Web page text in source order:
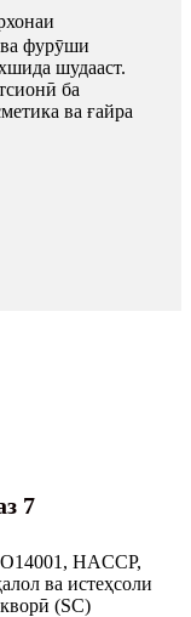
ва фурӯши
шудааст.
ба
ва ғайра
7
HACCP,
ва истеҳсоли
(SC)